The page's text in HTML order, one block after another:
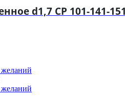
d1,7 CP 101-141-
желаний
желаний